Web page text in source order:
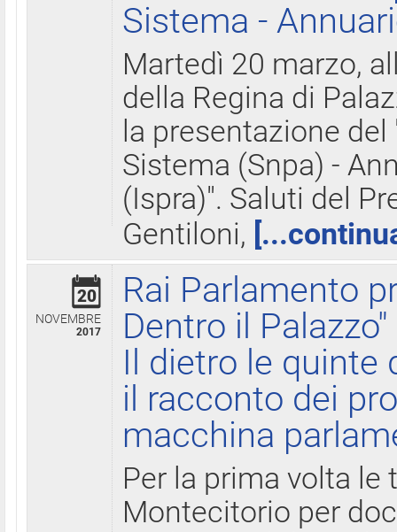
Sistema -
Martedì 20 marzo,
della Regina di
la presentazione
Sistema (Snpa) -
(Ispra)". Saluti del
Gentiloni,
20
NOVEMBRE
2017
Rai Parlamento
Dentro il Palazzo"
Il dietro le quinte
il racconto dei
macchina
Per la prima volta le
Montecitorio per